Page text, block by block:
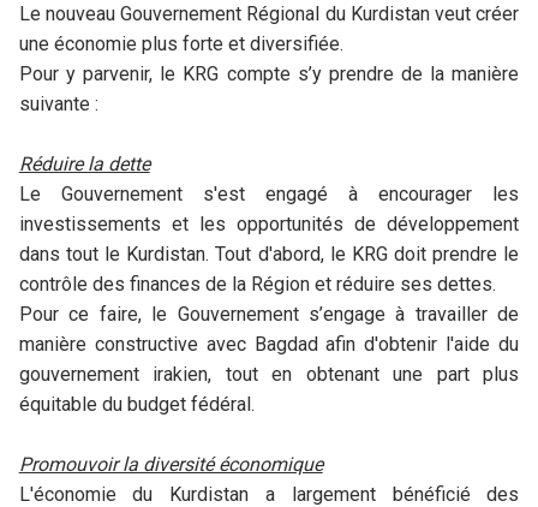
Le nouveau Gouvernement Régional du Kurdistan veut créer
une économie plus forte et diversifiée.
Pour y parvenir, le KRG compte s’y prendre de la manière
suivante :
Réduire la dette
Le Gouvernement s'est engagé à encourager les
investissements et les opportunités de développement
dans tout le Kurdistan. Tout d'abord, le KRG doit prendre le
contrôle des finances de la Région et réduire ses dettes.
Pour ce faire, le Gouvernement s’engage à travailler de
manière constructive avec Bagdad afin d'obtenir l'aide du
gouvernement irakien, tout en obtenant une part plus
équitable du budget fédéral.
Promouvoir la diversité économique
L'économie du Kurdistan a largement bénéficié des